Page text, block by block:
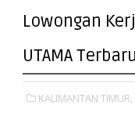
Lowongan
UTAMA Terbaru
KALIMANTAN TIMUR,